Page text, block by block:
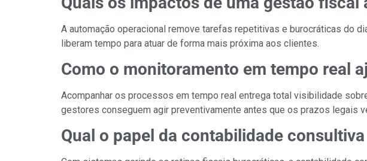
A automação operacional remove tarefas repetitivas e burocráticas do
liberam tempo para atuar de forma mais próxima aos clientes.
Como o monitoramento em tempo real
Acompanhar os processos em tempo real entrega total visibilidade
gestores conseguem agir preventivamente antes que os prazos legais
Qual o papel da contabilidade